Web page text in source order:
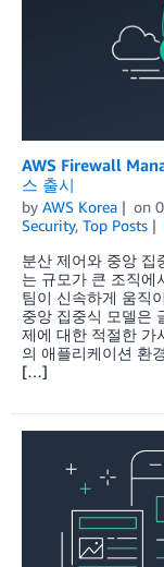
AWS Firewall
스 출시
by AWS Korea on
Security, Top Posts
분산 제어와 중앙 집
는 규모가 큰 조직에
팀이 신속하게 움직
중앙 집중식 모델은
제에 대한 적절한 가
의 애플리케이션 환
[…]